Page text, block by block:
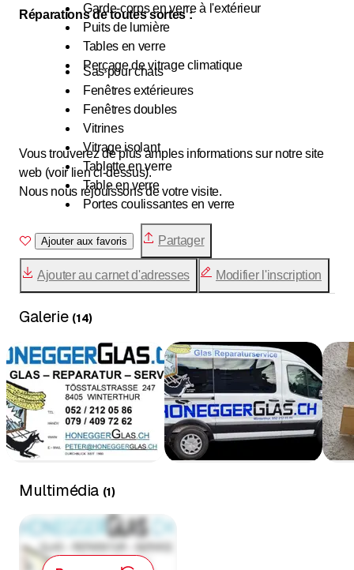
Garde-corps en verre à l'extérieur
Puits de lumière
Tables en verre
Perçage de vitrage climatique
Réparations de toutes sortes :
Sas pour chats
Fenêtres extérieures
Fenêtres doubles
Vitrines
Vitrage isolant
Tablette en verre
Table en verre
Portes coulissantes en verre
Élimination des déchets
Fabrication
Vous trouverez de plus amples informations sur notre site
web (voir lien ci-dessus).
Nous nous réjouissons de votre visite.
Ajouter aux favoris Partager
Ajouter au carnet d'adresses Modifier l'inscription
Galerie (14)
Multimédia (1)